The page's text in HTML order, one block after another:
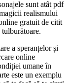
sunt atât pdf
realismului
gratuit de citit
a speranțelor și
online
umane în
este un exemplu